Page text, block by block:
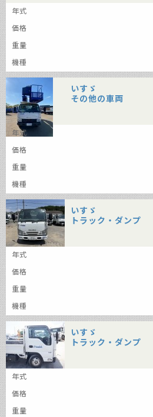
いすゞ
その他の車両
いすゞ
トラック・ダンプ
いすゞ
トラック・ダンプ